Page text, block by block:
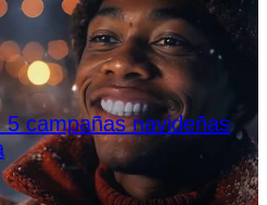
campañas navideñas